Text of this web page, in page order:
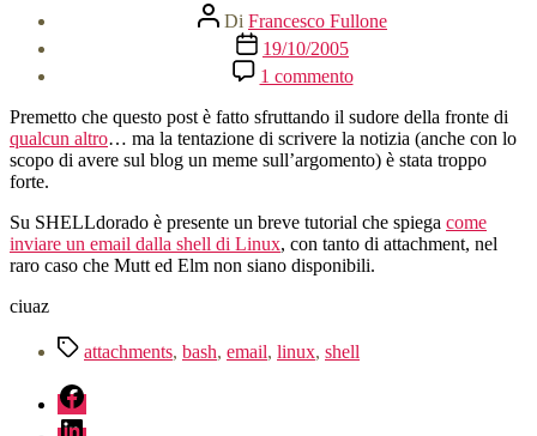
Autore
articolo
Di Francesco Fullone
Data
dell'articolo
19/10/2005
1 commentosu
Inviare
email
con
attachment
dalla
di
Linux
Premetto che questo post è fatto sfruttando il sudore della fronte di
qualcun altro… ma la tentazione di scrivere la notizia (anche con lo
scopo di avere sul blog un meme sull’argomento) è stata troppo
forte.
Su SHELLdorado è presente un breve tutorial che spiega come
inviare un email dalla shell di Linux, con tanto di attachment, nel
raro caso che Mutt ed Elm non siano disponibili.
ciuaz
Tag attachments, bash, email, linux, shell
fb
linkedin